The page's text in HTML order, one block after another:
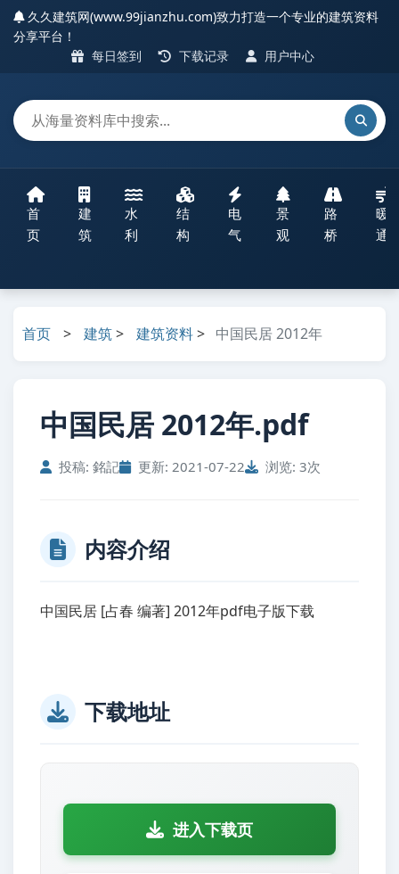
久久建筑网(www.99jianzhu.com)致力打造一个专业的建筑资料
分享平台！
每日签到
下载记录 用户中心
首
页
建
筑
水
利
结
构
电
气
景
观
路
桥
暖
通
首页 > 建筑> 建筑资料> 中国民居 2012年
中国民居 2012年.pdf
投稿: 銘記 更新: 2021-07-22 浏览: 3次
内容介绍
中国民居 [占春 编著] 2012年pdf电子版下载
下载地址
进入下载页